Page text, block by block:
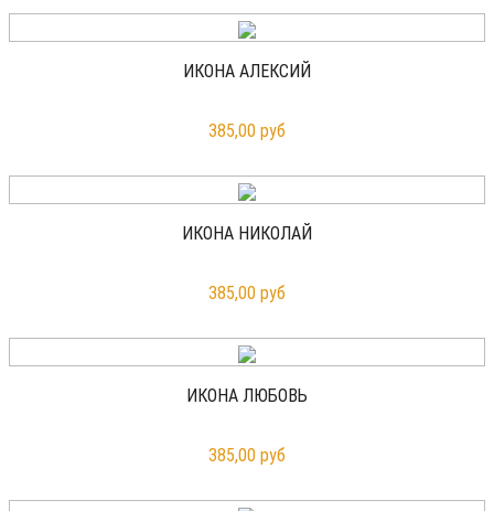
ИКОНА АЛЕКСИЙ
385,00 руб
ИКОНА НИКОЛАЙ
385,00 руб
ИКОНА ЛЮБОВЬ
385,00 руб